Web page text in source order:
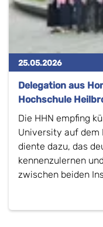
25.05.2026
Delegation aus
Hochschule
Die HHN empfing
University auf dem
diente dazu, das
kennenzulernen
zwischen beiden